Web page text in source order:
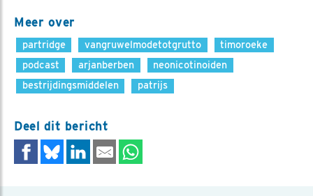
Meer over
partridge vangruwelmodetotgrutto
timoroeke
podcast
arjanberben
neonicotinoiden
bestrijdingsmiddelen
patrijs
Deel dit bericht